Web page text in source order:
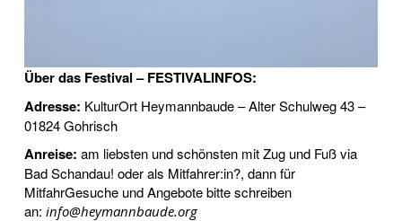
Über das Festival – FESTIVALINFOS:
Adresse: KulturOrt Heymannbaude – Alter Schulweg 43 –
01824 Gohrisch
Anreise:am liebsten und schönsten mit Zug und Fuß via
Bad Schandau! oder als Mitfahrer:in?, dann für
MitfahrGesuche und Angebote bitte schreiben
an:info@heymannbaude.org